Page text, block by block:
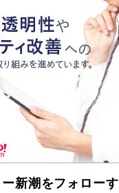
墓』は、大嘘である」原
の念”とは…「自己憐憫は描
底的にこだわったこと（
Book Bang
新潮をフォロー